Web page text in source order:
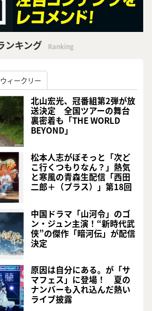
ンキング Ranking
ウィークリー
北山宏光、冠番組第2弾が放
送決定 全国ツアーの舞台
裏密着も「THE WORLD
BEYOND」
松本人志がぼそっと「次ど
こ行くつもりなん？」熱気
と寒風の青森生配信「西田
二郎＋（プラス）」第18回
中国ドラマ「山河令」のゴ
ン・ジュン主演！“新時代武
侠”の傑作「暗河伝」が配信
決定
原因は自分にある。が「サ
マフェス」に登場！ 夏の
ナンバーも入れ込んだ熱い
ライブ披露